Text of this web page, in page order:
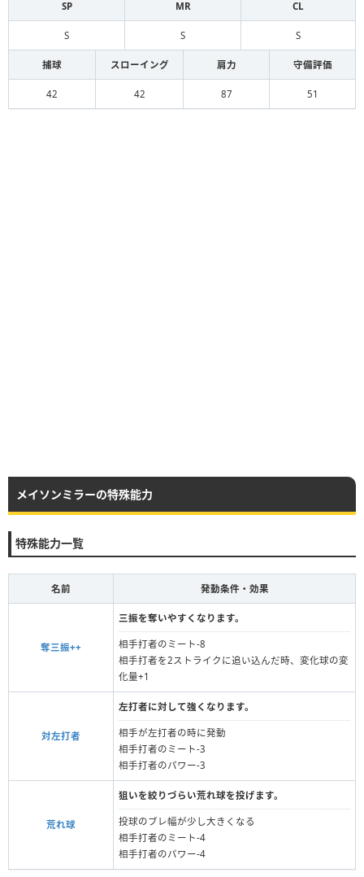
SP MR CL
S S S
捕球 スローイング 肩力 守備評価
42 42 87 51
メイソンミラーの特殊能力
特殊能力一覧
名前 発動条件・効果
奪三振++
三振を奪いやすくなります。
相手打者のミート-8
相手打者を2ストライクに追い込んだ時、変化球の変
化量+1
対左打者
左打者に対して強くなります。
相手が左打者の時に発動
相手打者のミート-3
相手打者のパワー-3
荒れ球
狙いを絞りづらい荒れ球を投げます。
投球のブレ幅が少し大きくなる
相手打者のミート-4
相手打者のパワー-4